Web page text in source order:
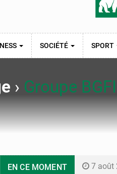
SOCIÉTÉ SPORT
› Groupe
EN CE MOMENT 7 août